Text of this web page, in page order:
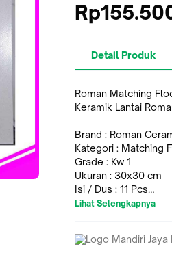
Detail Produk
Roman Matching
Keramik Lantai
Brand : Roman
Kategori : Matching
Grade : Kw 1
Ukuran : 30x30 cm
Isi / Dus : 11 Pcs
Sqm / Dus : 0,99 m2
* Harga tersebut
Lihat Selengkapnya